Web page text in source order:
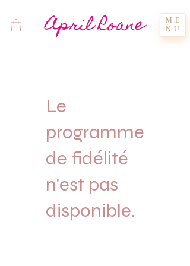
April Roane
ME
NU
Le
programme
de fidélité
n'est pas
disponible.